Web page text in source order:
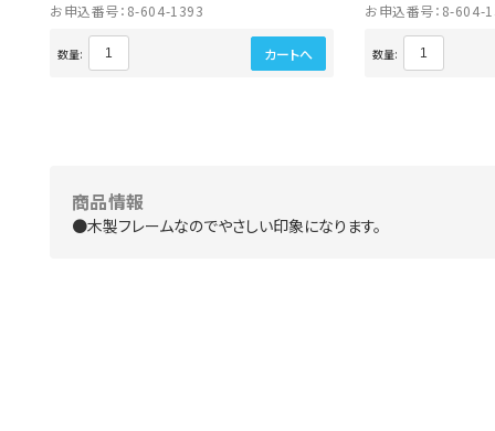
お申込番号：8-604-1393
数量: カートへ
お申込番号：8-604-
数量:
商品情報
●木製フレームなのでやさしい印象になります。